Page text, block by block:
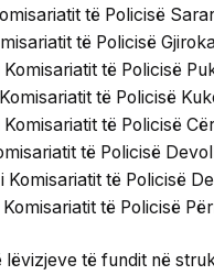
të Policisë
të Policisë
të Policisë
të Policisë
të Policisë
të Policisë
të Policisë
të Policisë
të fundit në